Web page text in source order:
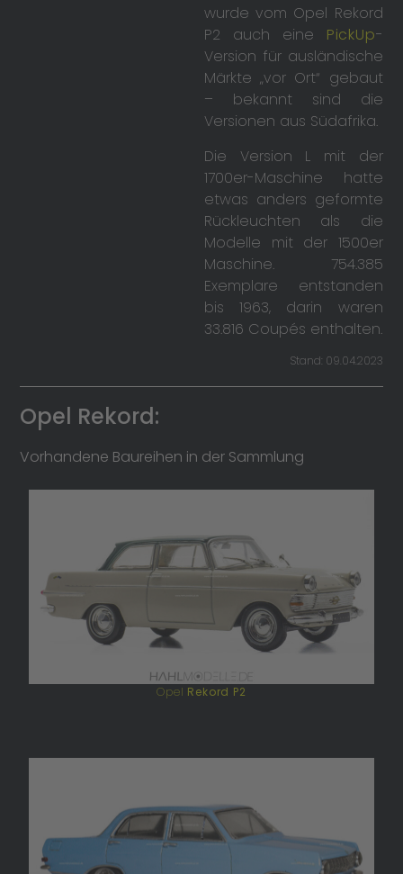
wurde vom Opel Rekord
P2 auch eine PickUp-
Version für ausländische
Märkte „vor Ort“ gebaut
– bekannt sind die
Versionen aus Südafrika.
Die Version L mit der
1700er-Maschine hatte
etwas anders geformte
Rückleuchten als die
Modelle mit der 1500er
Maschine. 754.385
Exemplare entstanden
bis 1963, darin waren
33.816 Coupés enthalten.
Stand: 09.04.2023
Opel Rekord:
Vorhandene Baureihen in der Sammlung
Opel Rekord P2